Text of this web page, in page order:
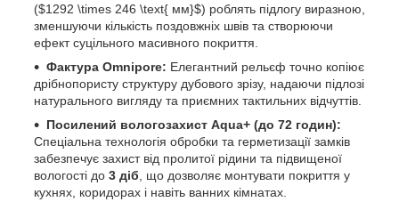
($1292 \times 246 \text{ мм}$) роблять підлогу виразною,
зменшуючи кількість поздовжніх швів та створюючи
ефект суцільного масивного покриття.
Фактура Omnipore: Елегантний рельєф точно копіює
дрібнопористу структуру дубового зрізу, надаючи підлозі
натурального вигляду та приємних тактильних відчуттів.
Посилений вологозахист Aqua+ (до 72 годин):
Спеціальна технологія обробки та герметизації замків
забезпечує захист від пролитої рідини та підвищеної
вологості до 3 діб , що дозволяє монтувати покриття у
кухнях, коридорах і навіть ванних кімнатах.